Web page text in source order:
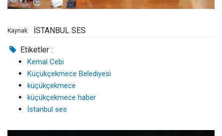
Kaynak: İSTANBUL SES
Etiketler :
Kemal Cebi
Küçükçekmece Belediyesi
küçükçekmece
küçükçekmece haber
İstanbul ses